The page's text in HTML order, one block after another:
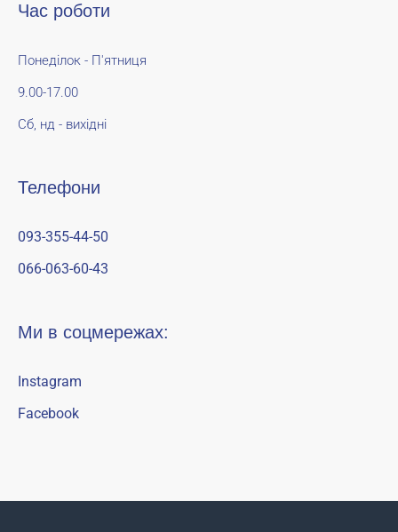
Час роботи
Понеділок - П'ятниця
9.00-17.00
Сб, нд - вихідні
Телефони
093-355-44-50
066-063-60-43
Ми в соцмережах:
Instagram
Facebook